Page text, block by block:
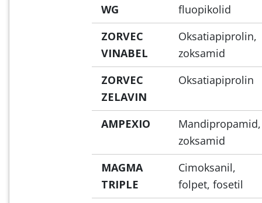
WG
fluopikolid
ZORVEC
VINABEL
Oksatiapiprolin,
zoksamid
ZORVEC
ZELAVIN
Oksatiapiprolin
AMPEXIO
Mandipropamid,
zoksamid
MAGMA
TRIPLE
Cimoksanil,
folpet, fosetil